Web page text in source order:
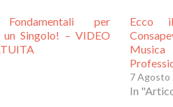
per
un Singolo! – VIDEO
Ecco
7 Agosto
In